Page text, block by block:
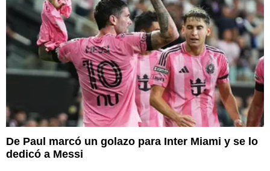
De Paul marcó un golazo para Inter Miami y se lo
dedicó a Messi